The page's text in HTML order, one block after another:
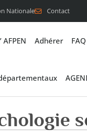
Nationale Contact
AFPEN Adhérer FAQ